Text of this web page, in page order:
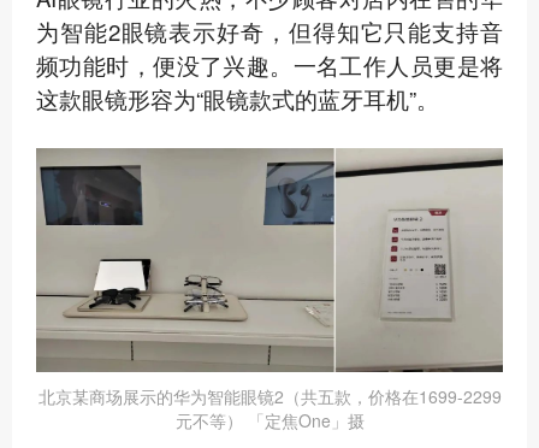
为智能2眼镜表示好奇，但得知它只能支持音
频功能时，便没了兴趣。一名工作人员更是将
这款眼镜形容为“眼镜款式的蓝牙耳机”。
北京某商场展示的华为智能眼镜2（共五款，价格在1699-2299
元不等） 「定焦One」摄